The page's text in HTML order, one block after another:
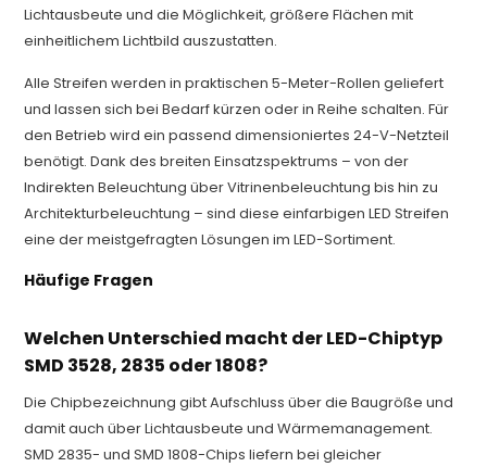
Lichtausbeute und die Möglichkeit, größere Flächen mit
einheitlichem Lichtbild auszustatten.
Alle Streifen werden in praktischen 5-Meter-Rollen geliefert
und lassen sich bei Bedarf kürzen oder in Reihe schalten. Für
den Betrieb wird ein passend dimensioniertes 24-V-Netzteil
benötigt. Dank des breiten Einsatzspektrums – von der
Indirekten Beleuchtung über Vitrinenbeleuchtung bis hin zu
Architekturbeleuchtung – sind diese einfarbigen LED Streifen
eine der meistgefragten Lösungen im LED-Sortiment.
Häufige Fragen
Welchen Unterschied macht der LED-Chiptyp
SMD 3528, 2835 oder 1808?
Die Chipbezeichnung gibt Aufschluss über die Baugröße und
damit auch über Lichtausbeute und Wärmemanagement.
SMD 2835- und SMD 1808-Chips liefern bei gleicher